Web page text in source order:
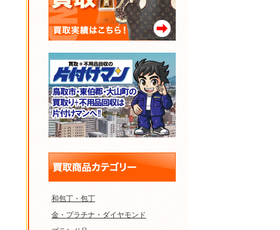
和包丁・包丁
金・プラチナ・ダイヤモンド